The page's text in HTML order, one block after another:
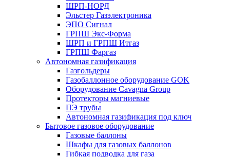
ШРП-НОРД
Эльстер Газэлектроника
ЭПО Сигнал
ГРПШ Экс-Форма
ШРП и ГРПШ Итгаз
ГРПШ Фаргаз
Автономная газификация
Газгольдеры
Газобаллонное оборудование GOK
Оборудование Cavagna Group
Протекторы магниевые
ПЭ трубы
Автономная газификация под ключ
Бытовое газовое оборудование
Газовые баллоны
Шкафы для газовых баллонов
Гибкая подводка для газа